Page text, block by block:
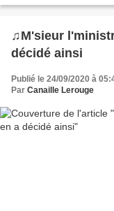
♫M'sieur
décidé ainsi
Publié le 24/09/2020 à
Par Canaille Lerouge